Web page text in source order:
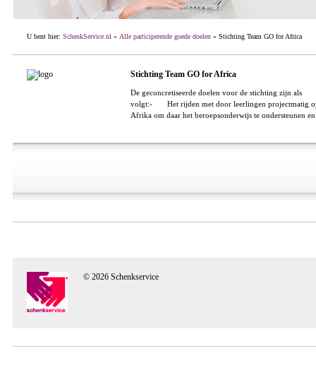
U bent hier: SchenkService.nl » Alle participerende goede doelen» Stichting Team GO for Africa
Stichting Team GO for Africa
De geconcretiseerde doelen voor de stichting zijn als
volgt:- Het rijden met door leerlingen projectmatig op
Afrika om daar het beroepsonderwijs te ondersteunen
© 2026 Schenkservice